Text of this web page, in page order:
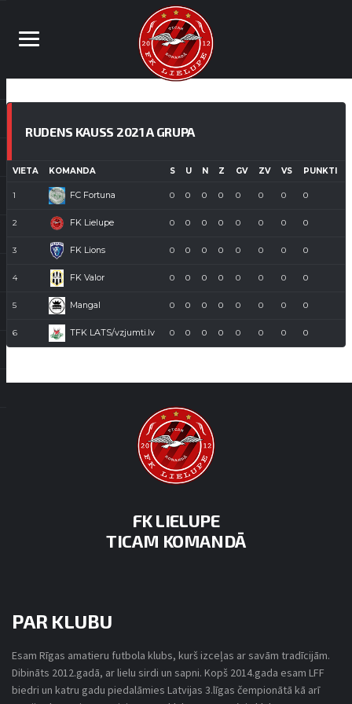
RUDENS KAUSS 2021 A GRUPA
VIETA KOMANDA S U N Z GV ZV VS PUNKTI
1 FC Fortuna 0 0 0 0 0 0 0 0
2 FK Lielupe 0 0 0 0 0 0 0 0
3 FK Lions 0 0 0 0 0 0 0 0
4 FK Valor 0 0 0 0 0 0 0 0
5 Mangal 0 0 0 0 0 0 0 0
6 TFK LATS/vzjumti.lv 0 0 0 0 0 0 0 0
FK LIELUPE
TICAM KOMANDĀ
PAR KLUBU
Esam Rīgas amatieru futbola klubs, kurš izceļas ar savām tradīcijām.
Dibināts 2012.gadā, ar lielu sirdi un sapni. Kopš 2014.gada esam LFF
biedri un katru gadu piedalāmies Latvijas 3.līgas čempionātā kā arī